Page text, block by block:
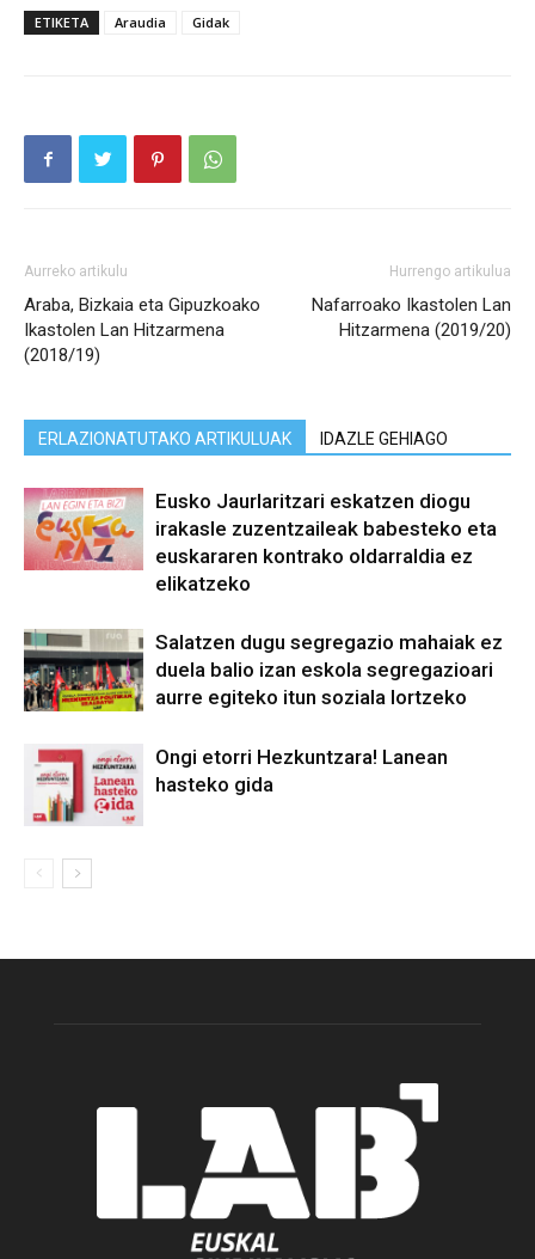
ETIKETA Araudia Gidak
Aurreko artikulu
Araba, Bizkaia eta Gipuzkoako
Ikastolen Lan Hitzarmena
(2018/19)
Hurrengo artikulua
Nafarroako Ikastolen Lan
Hitzarmena (2019/20)
ERLAZIONATUTAKO ARTIKULUAK IDAZLE GEHIAGO
Eusko Jaurlaritzari eskatzen diogu
irakasle zuzentzaileak babesteko eta
euskararen kontrako oldarraldia ez
elikatzeko
Salatzen dugu segregazio mahaiak ez
duela balio izan eskola segregazioari
aurre egiteko itun soziala lortzeko
Ongi etorri Hezkuntzara! Lanean
hasteko gida